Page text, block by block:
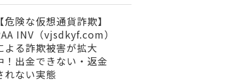
【危険な仮想通貨詐欺】
INV（vjsdkyf.com）
よる詐欺被害が拡大
！出金できない・返金
れない実態